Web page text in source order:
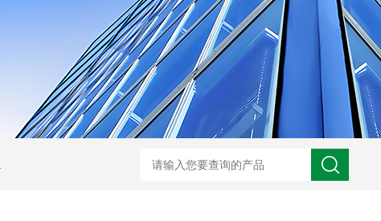
GM-5KV-20KV型可调高压兆欧表GM-5KV-20KV nl3203型